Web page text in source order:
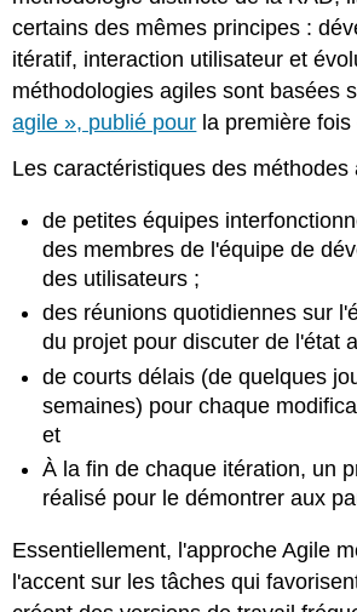
certains des mêmes principes :
itératif, interaction utilisateur et
méthodologies agiles sont basées
agile », publié pour la première fois
Les caractéristiques des méthodes
de petites équipes
des membres de l'équipe de
des utilisateurs ;
des réunions quotidiennes sur
du projet pour discuter de l'état
de courts délais (de quelques
semaines) pour chaque
et
À la fin de chaque itération, un
réalisé pour le démontrer aux
Essentiellement, l'approche Agile
l'accent sur les tâches qui